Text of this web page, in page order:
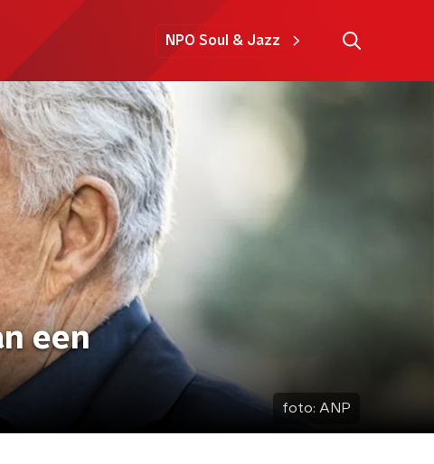
NPO Soul & Jazz
een
foto: ANP